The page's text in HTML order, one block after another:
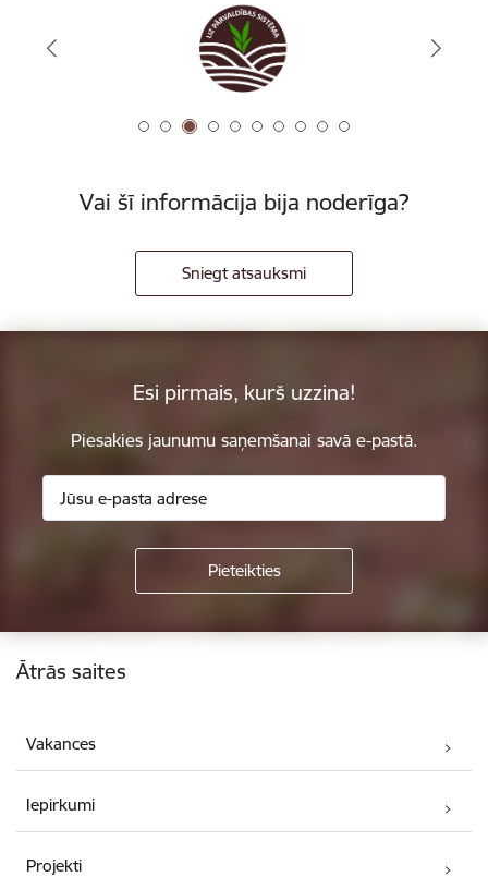
Vai šī informācija bija noderīga?
Sniegt atsauksmi
Esi pirmais, kurš uzzina!
Piesakies jaunumu saņemšanai savā e-pastā.
Kājene
Ātrās saites
Vakances
Iepirkumi
Projekti